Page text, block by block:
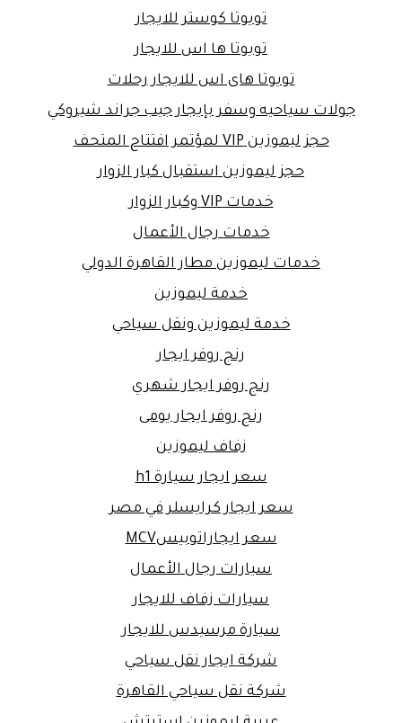
تويوتا كوستر للايجار
تويوتا ها اس للايجار
تويوتا هاى اس للايجار رحلات
جولات سياحيه وسفر بإيجار جيب جراند شيروكي
حجز ليموزين VIP لمؤتمر افتتاح المتحف
حجز ليموزين استقبال كبار الزوار
خدمات VIP وكبار الزوار
خدمات رجال الأعمال
خدمات ليموزين مطار القاهرة الدولي
خدمة ليموزين
خدمة ليموزين ونقل سياحي
رنج روفر ايجار
رنج روفر ايجار شهري
رنج روفر ايجار يومى
زفاف ليموزين
سعر ايجار سيارة h1
سعر ايجار كرايسلر في مصر
سعر ايجاراتوبيسMCV
سيارات رجال الأعمال
سيارات زفاف للايجار
سيارة مرسيدس للايجار
شركة ايجار نقل سياحي
شركة نقل سياحي القاهرة